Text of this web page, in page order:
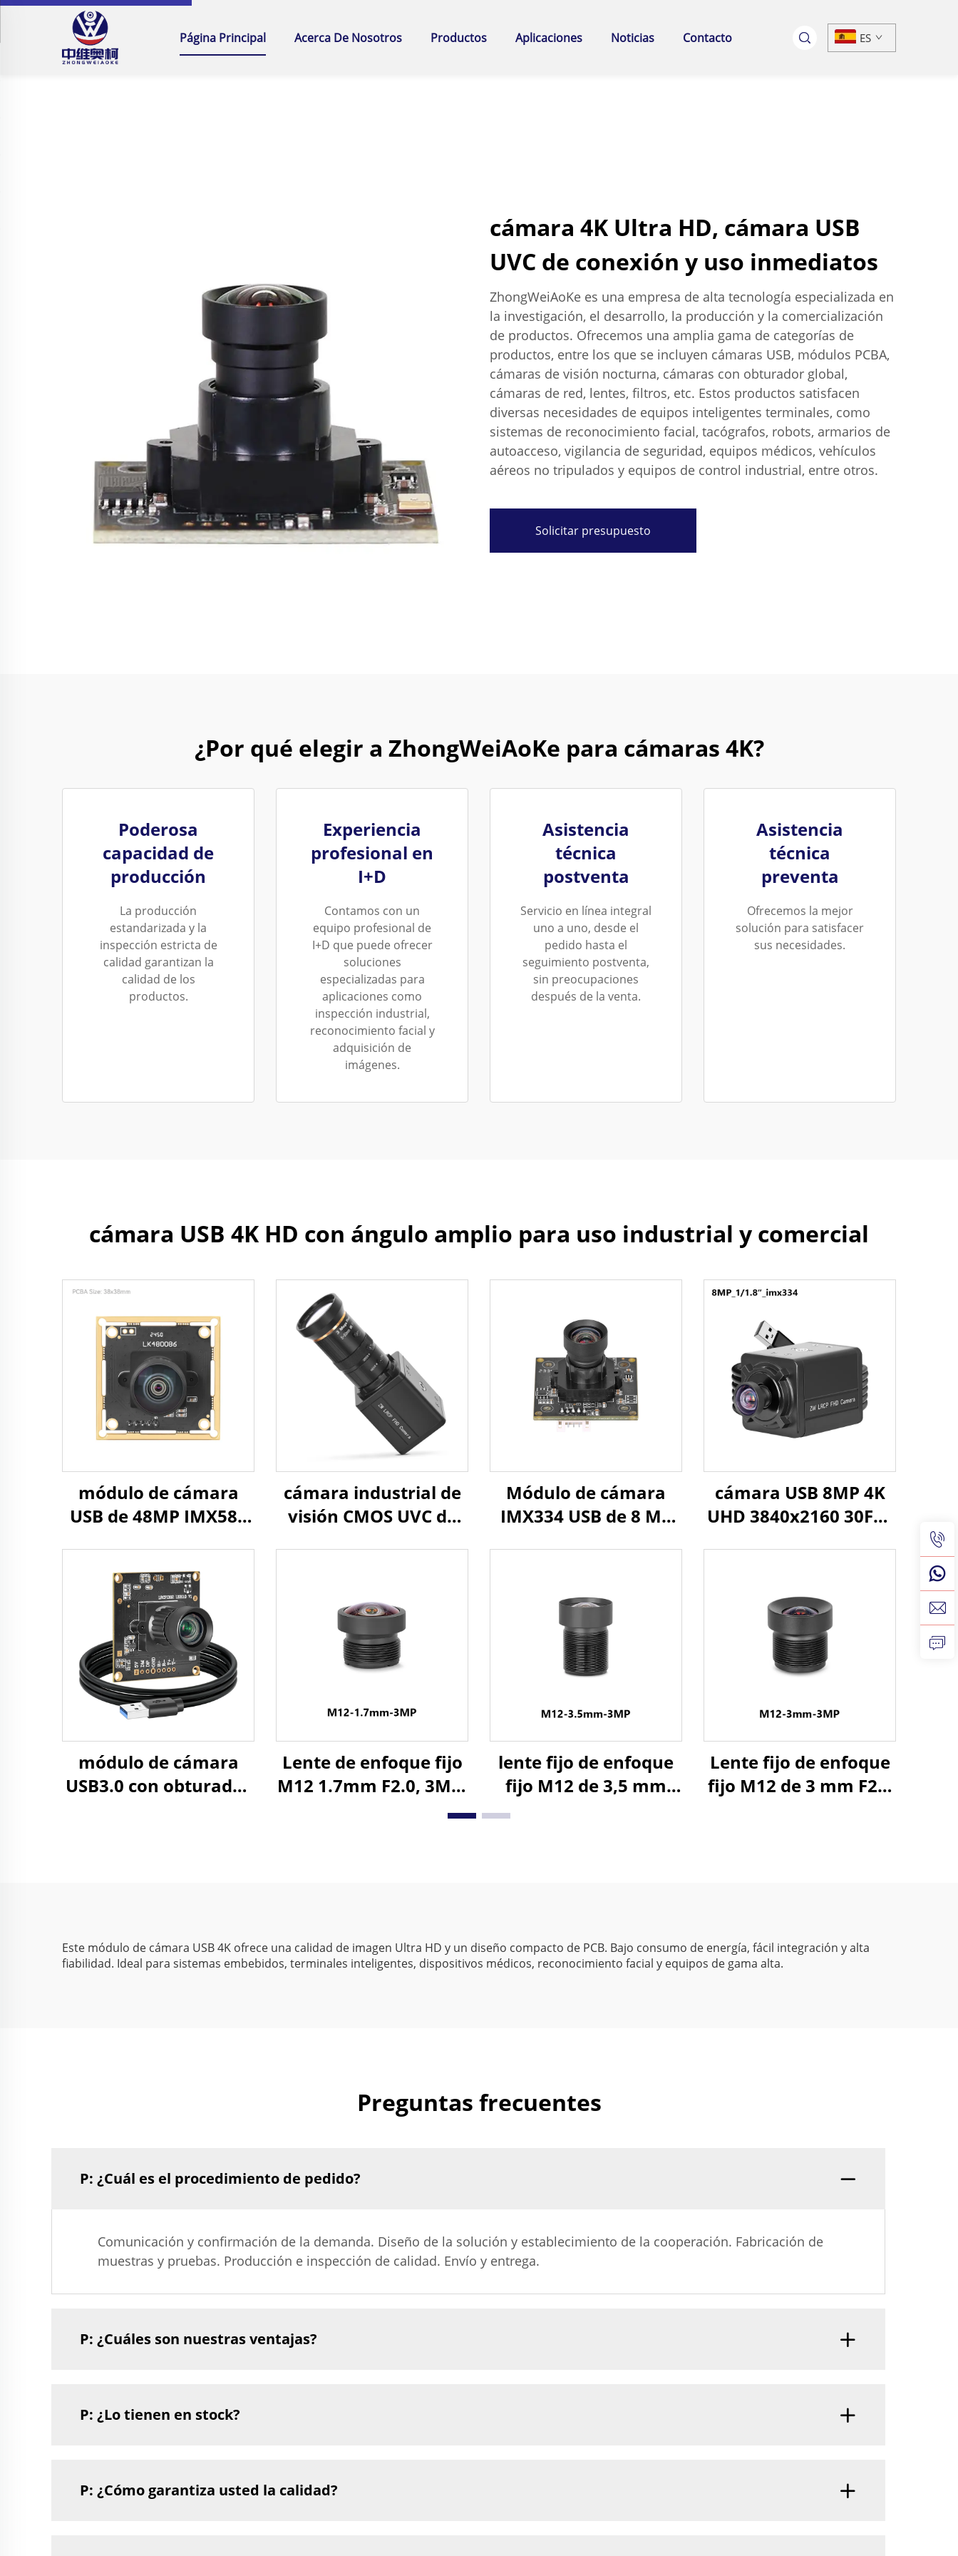
Página Principal Acerca De Nosotros Productos Aplicaciones Noticias Contacto ES
cámara 4K Ultra HD, cámara USB
UVC de conexión y uso inmediatos
ZhongWeiAoKe es una empresa de alta tecnología especializada en
la investigación, el desarrollo, la producción y la comercialización
de productos. Ofrecemos una amplia gama de categorías de
productos, entre los que se incluyen cámaras USB, módulos PCBA,
cámaras de visión nocturna, cámaras con obturador global,
cámaras de red, lentes, filtros, etc. Estos productos satisfacen
diversas necesidades de equipos inteligentes terminales, como
sistemas de reconocimiento facial, tacógrafos, robots, armarios de
autoacceso, vigilancia de seguridad, equipos médicos, vehículos
aéreos no tripulados y equipos de control industrial, entre otros.
Solicitar presupuesto
¿Por qué elegir a ZhongWeiAoKe para cámaras 4K?
Poderosa
capacidad de
producción
La producción
estandarizada y la
inspección estricta de
calidad garantizan la
calidad de los
productos.
Experiencia
profesional en
I+D
Contamos con un
equipo profesional de
I+D que puede ofrecer
soluciones
especializadas para
aplicaciones como
inspección industrial,
reconocimiento facial y
adquisición de
imágenes.
Asistencia
técnica
postventa
Servicio en línea integral
uno a uno, desde el
pedido hasta el
seguimiento postventa,
sin preocupaciones
después de la venta.
Asistencia
técnica
preventa
Ofrecemos la mejor
solución para satisfacer
sus necesidades.
cámara USB 4K HD con ángulo amplio para uso industrial y comercial
módulo de cámara
USB de 48MP IMX586
reconocimiento de
archivos de imagen
cámara industrial de
visión CMOS UVC de
mini 4K
Módulo de cámara
IMX334 USB de 8 MP
industrial
cámara USB 8MP 4K
UHD 3840x2160 30FPS
módulo de cámara
USB3.0 con obturador
Lente de enfoque fijo
M12 1.7mm F2.0, 3MP,
campo de visión de
lente fijo de enfoque
fijo M12 de 3,5 mm
Lente fijo de enfoque
fijo M12 de 3 mm F2.8
Este módulo de cámara USB 4K ofrece una calidad de imagen Ultra HD y un diseño compacto de PCB. Bajo consumo de energía, fácil integración y alta
fiabilidad. Ideal para sistemas embebidos, terminales inteligentes, dispositivos médicos, reconocimiento facial y equipos de gama alta.
Preguntas frecuentes
P: ¿Cuál es el procedimiento de pedido?
Comunicación y confirmación de la demanda. Diseño de la solución y establecimiento de la cooperación. Fabricación de
muestras y pruebas. Producción e inspección de calidad. Envío y entrega.
P: ¿Cuáles son nuestras ventajas?
P: ¿Lo tienen en stock?
P: ¿Cómo garantiza usted la calidad?